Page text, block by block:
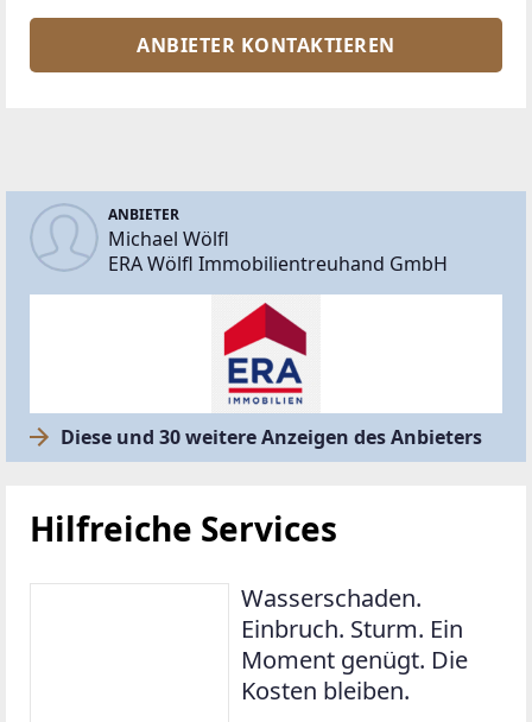
ANBIETER KONTAKTIEREN
ANBIETER
Michael Wölfl
ERA Wölfl Immobilientreuhand GmbH
Diese und 30 weitere Anzeigen des Anbieters
Hilfreiche Services
Wasserschaden.
Einbruch. Sturm. Ein
Moment genügt. Die
Kosten bleiben.